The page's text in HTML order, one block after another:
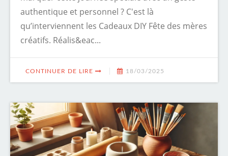
authentique et personnel ? C'est là
qu’interviennent les Cadeaux DIY Fête des mères
créatifs. Réalis&eac...
CONTINUER DE LIRE 18/03/2025